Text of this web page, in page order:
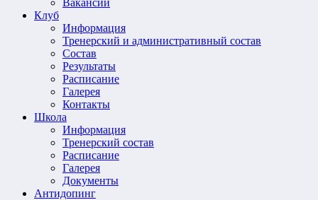
Вакансии
Клуб
Информация
Тренерский и административный состав
Состав
Результаты
Расписание
Галерея
Контакты
Школа
Информация
Тренерский состав
Расписание
Галерея
Документы
Антидопинг